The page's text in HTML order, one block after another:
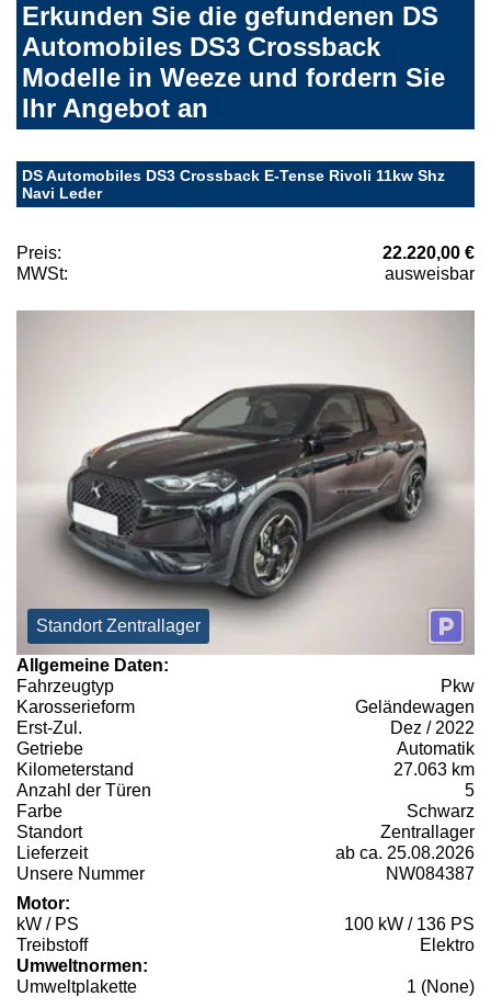
Erkunden Sie die gefundenen DS
Automobiles DS3 Crossback
Modelle in Weeze und fordern Sie
Ihr Angebot an
DS Automobiles DS3 Crossback E-Tense Rivoli 11kw Shz
Navi Leder
Preis:
22.220,00 €
MWSt:
ausweisbar
Standort Zentrallager
Allgemeine Daten:
Fahrzeugtyp
Pkw
Karosserieform
Geländewagen
Erst-Zul.
Dez / 2022
Getriebe
Automatik
Kilometerstand
27.063 km
Anzahl der Türen
5
Farbe
Schwarz
Standort
Zentrallager
Lieferzeit
ab ca. 25.08.2026
Unsere Nummer
NW084387
Motor:
kW / PS
100 kW / 136 PS
Treibstoff
Elektro
Umweltnormen:
Umweltplakette
1 (None)